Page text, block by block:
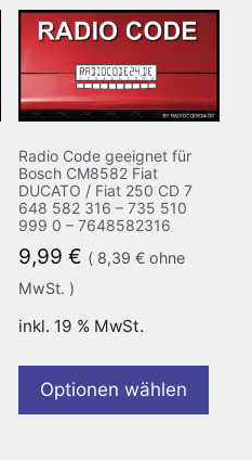
Radio Code geeignet für
Bosch CM8582 Fiat
DUCATO / Fiat 250 CD 7
648 582 316 – 735 510
999 0 – 7648582316
9,99 € ( 8,39 €ohne
MwSt. )
inkl. 19 % MwSt.
Optionen wählen